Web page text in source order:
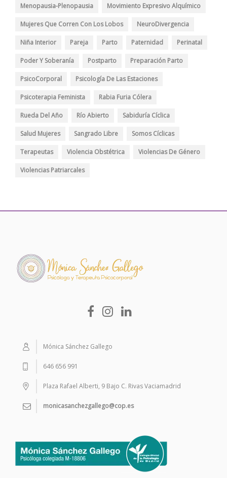
Menopausia-Plenopausia Movimiento Expresivo Alquímico
Mujeres Que Corren Con Los Lobos NeuroDivergencia
Niña Interior Pareja Parto Paternidad Perinatal
Poder Y Soberanía Postparto Preparación Parto
PsicoCorporal Psicología De Las Estaciones
Psicoterapia Feminista Rabia Furia Cólera
Rueda Del Año Río Abierto Sabiduría Cíclica
Salud Mujeres Sangrado Libre Somos Cíclicas
Terapeutas Violencia Obstétrica Violencias De Género
Violencias Patriarcales
Mónica Sánchez Gallego
646 656 991
Plaza Rafael Alberti, 9 Bajo C. Rivas Vaciamadrid
monicasanchezgallego@cop.es